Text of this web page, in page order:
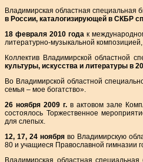
Владимирская областная специальная
в России, каталогизирующей в СКБР
18 февраля 2010 годак
литературно-музыкальной
Коллектив Владимирской областной
культуры, искусства и литературы в
Во Владимирской областной
семья – мое богатство».
26 ноября 2009 г. в актовом зале
состоялось Торжественное
для слепых.
12, 17, 24 ноября во Владимирскую
80 и учащиеся Православной гимназии
Владимирская областная